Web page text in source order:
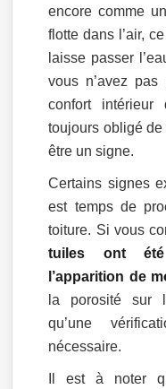
encore comme
flotte dans l’air,
laisse passer
vous n’avez
confort
toujours obligé
être un signe.
Certains signes
est temps de
toiture. Si vous
tuiles ont
l’apparition de
la porosité sur
qu’une
nécessaire.
Il est à noter